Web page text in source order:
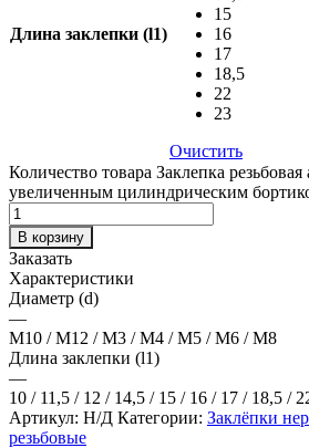
Длина заклепки (l1)
15
16
17
18,5
22
23
Очистить
Количество товара Заклепка резьбовая
увеличенным цилиндрическим
В корзину
Заказать
Характеристики
Диаметр (d)
—
М10 / М12 / М3 / М4 / М5 / М6 / М8
Длина заклепки (l1)
—
10 / 11,5 / 12 / 14,5 / 15 / 16 / 17 / 18,5 /
Артикул: Н/Д Категории: Заклёпки
резьбовые